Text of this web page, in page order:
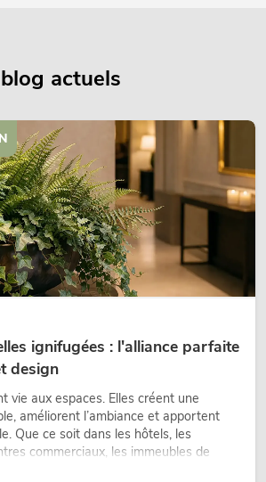
actuels
ignifugées : l'alliance parfaite
design
vie aux espaces. Elles créent une
améliorent l’ambiance et apportent
Que ce soit dans les hôtels, les
commerciaux, les immeubles de
d’exposition, une végétalisation de